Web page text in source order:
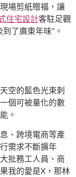
場剪紙贈福，讓
住宅設計客駐足觀
了廣東年味”。
空的藍色光束刺
個可被量化的數
。
、跨境電商等產
需求不斷擴年
批務工人員、商
我的愛是X，那林